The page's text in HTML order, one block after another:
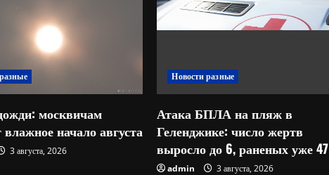
москвичам
начало августа
3 августа, 2026
Новости разные
Атака БПЛА на пляж в
Геленджике: число жертв
выросло до 6, раненых уже 47
admin 3 августа, 2026